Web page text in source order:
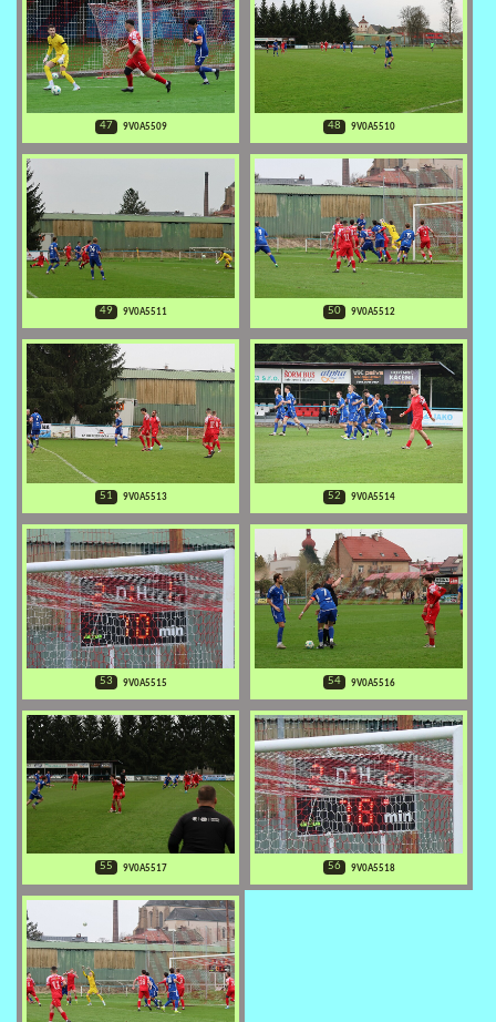
47 9V0A5509 48 9V0A5510
49 9V0A5511 50 9V0A5512
51 9V0A5513 52 9V0A5514
53 9V0A5515 54 9V0A5516
55 9V0A5517 56 9V0A5518